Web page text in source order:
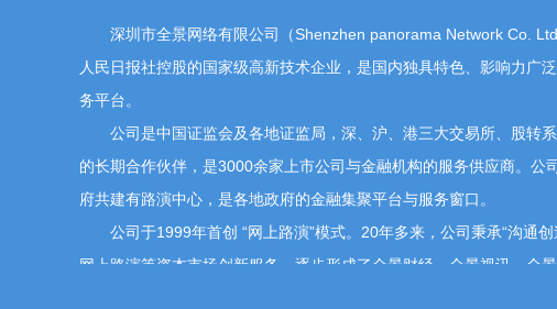
深圳市全景网络有限公司（Shenzhen panorama Network Co.
人民日报社控股的国家级高新技术企业，是国内独具特色、影响力广
务平台。
公司是中国证监会及各地证监局，深、沪、港三大交易所、股转
的长期合作伙伴，是3000余家上市公司与金融机构的服务供应商。公
府共建有路演中心，是各地政府的金融集聚平台与服务窗口。
公司于1999年首创 “网上路演”模式。20年多来，公司秉承“沟通创
网上路演等资本市场创新服务，逐步形成了全景财经、全景视讯、全